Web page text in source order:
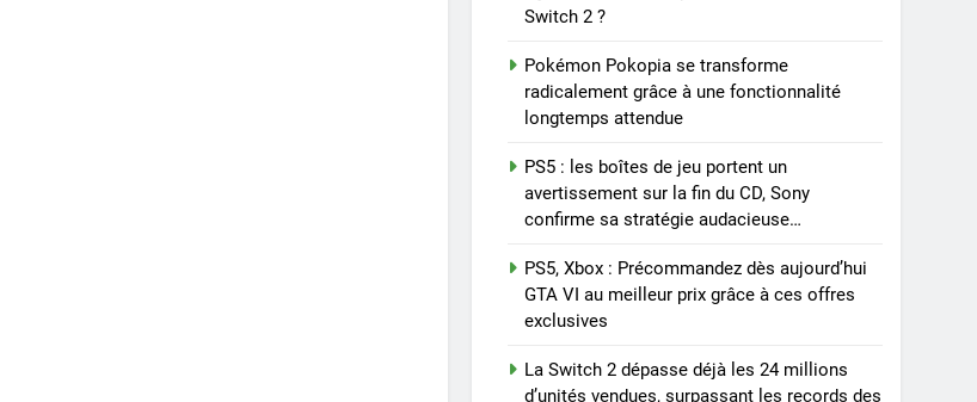
Switch 2 ?
Pokémon Pokopia se transforme
radicalement grâce à une fonctionnalité
longtemps attendue
PS5 : les boîtes de jeu portent un
avertissement sur la fin du CD, Sony
confirme sa stratégie audacieuse…
PS5, Xbox : Précommandez dès aujourd’hui
GTA VI au meilleur prix grâce à ces offres
exclusives
La Switch 2 dépasse déjà les 24 millions
d’unités vendues, surpassant les records des